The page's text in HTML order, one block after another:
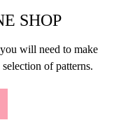
SHOP
will need to make
of patterns.